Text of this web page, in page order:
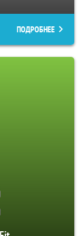
ПОДРОБНЕЕ